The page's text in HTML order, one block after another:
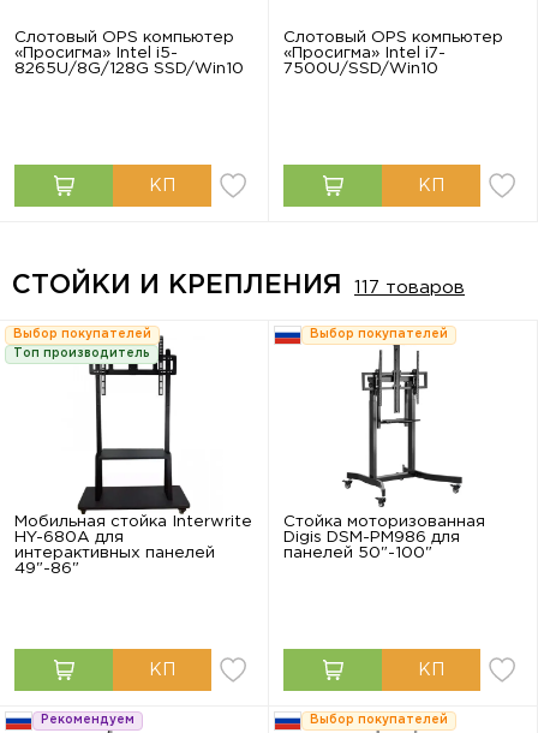
Слотовый OPS компьютер
«Просигма» Intel i5-
8265U/8G/128G SSD/Win10
Слотовый OPS компьютер
«Просигма» Intel i7-
7500U/SSD/Win10
СТОЙКИ И КРЕПЛЕНИЯ 117 товаров
Выбор покупателей
Топ производитель
Мобильная стойка Interwrite
HY-680A для
интерактивных панелей
49"-86"
Выбор покупателей
Стойка моторизованная
Digis DSM-PM986 для
панелей 50"-100"
Рекомендуем Выбор покупателей